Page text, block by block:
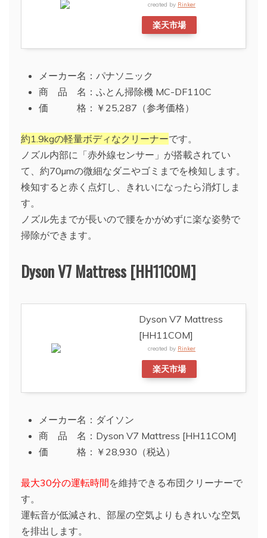
created by Rinker
楽天市場
メーカー名：パナソニック
商 品 名：ふとん掃除機 MC-DF110C
価 格：￥25,287（参考価格）
約1.9kgの軽量ボディなクリーナーです。
ノズル内部に「赤外線センサー」が搭載されてい
て、約70µmの微細なダニやゴミまでを検知します。
検知すると赤く点灯し、きれいになったら消灯しま
す。
ノズル先までが長いので腰をかがめずに楽な姿勢で
掃除ができます。
Dyson V7 Mattress [HH11COM]
Dyson V7 Mattress
[HH11COM]
created by Rinker
楽天市場
メーカー名：ダイソン
商 品 名：Dyson V7 Mattress [HH11COM]
価 格：￥28,930（税込）
最大30分の運転時間を維持できる布団クリーナーで
す。
運転音が低減され、部屋の空気よりもきれいな空気
を排出します。